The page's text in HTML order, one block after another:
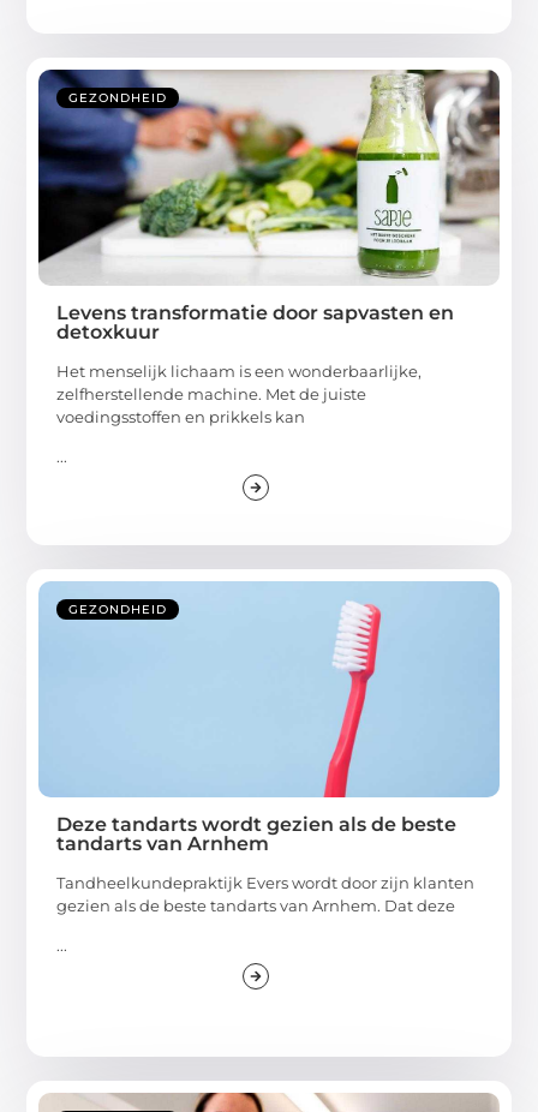
GEZONDHEID
Levens transformatie door sapvasten en
detoxkuur
Het menselijk lichaam is een wonderbaarlijke,
zelfherstellende machine. Met de juiste
voedingsstoffen en prikkels kan
...
GEZONDHEID
Deze tandarts wordt gezien als de beste
tandarts van Arnhem
Tandheelkundepraktijk Evers wordt door zijn klanten
gezien als de beste tandarts van Arnhem. Dat deze
...